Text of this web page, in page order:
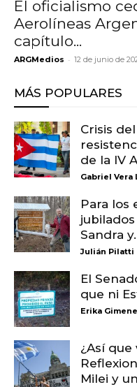
El oficialismo
Aerolíneas
capítulo...
ARGMedios - 12 de junio de
MÁS POPULARES
Crisis
de la IV
Gabriel Vera
Para los
Sandra
Julián Pilatti
El
que ni
Erika
¿Así
Milei y